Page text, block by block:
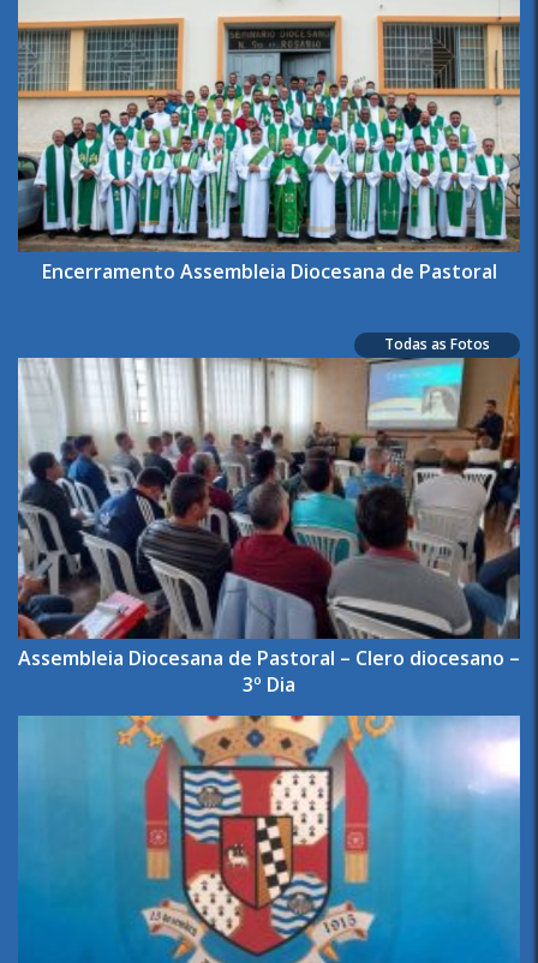
Encerramento Assembleia Diocesana de Pastoral
Todas as Fotos
Assembleia Diocesana de Pastoral – Clero diocesano –
3º Dia